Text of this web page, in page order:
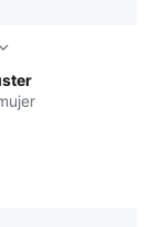
Feather Gray